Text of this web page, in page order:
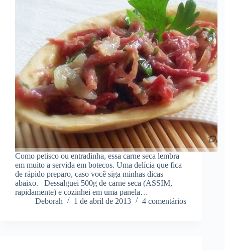
Como petisco ou entradinha, essa carne seca lembra
em muito a servida em botecos. Uma delícia que fica
de rápido preparo, caso você siga minhas dicas
abaixo. Dessalguei 500g de carne seca (ASSIM,
rapidamente) e cozinhei em uma panela…
Deborah
1 de abril de 2013 4 comentários